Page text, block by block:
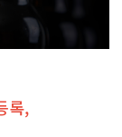
록,